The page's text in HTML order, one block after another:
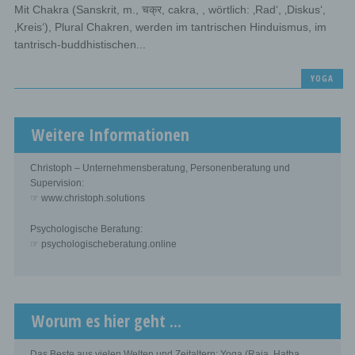
Mit Chakra (Sanskrit, m., चक्र, cakra, , wörtlich: ‚Rad‘, ‚Diskus‘,
‚Kreis‘), Plural Chakren, werden im tantrischen Hinduismus, im
tantrisch-buddhistischen...
YOGA
Weitere Informationen
Christoph – Unternehmensberatung, Personenberatung und
Supervision:
☞ www.christoph.solutions
Psychologische Beratung:
☞ psychologischeberatung.online
Worum es hier geht ...